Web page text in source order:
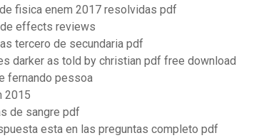
fisica enem 2017 resolvidas pdf
effects reviews
tercero de secundaria pdf
darker as told by christian pdf free download
fernando pessoa
2015
de sangre pdf
esta en las preguntas completo pdf